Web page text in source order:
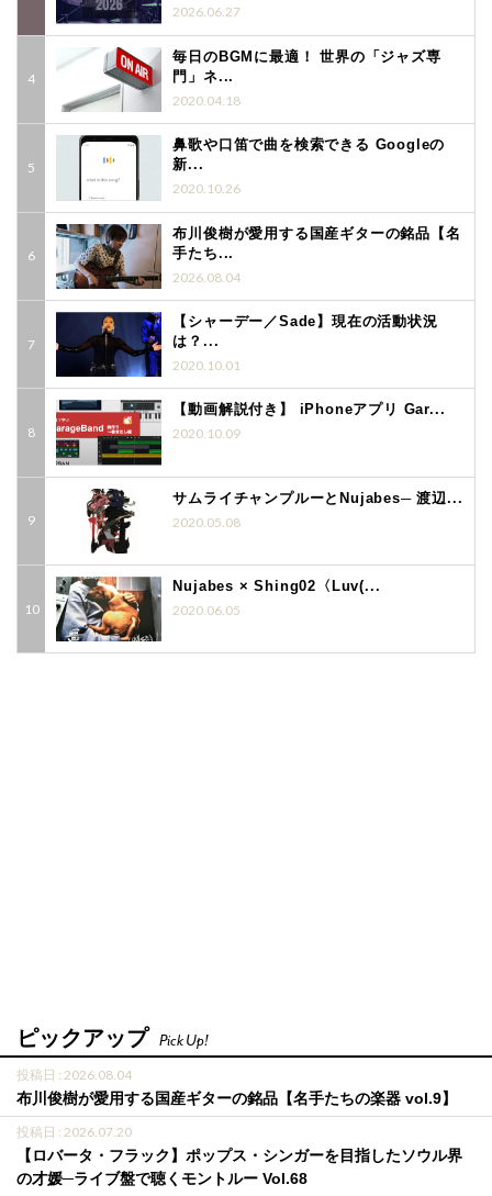
2026.06.27
毎日のBGMに最適！ 世界の「ジャズ専
門」ネ...
2020.04.18
鼻歌や口笛で曲を検索できる Googleの
新...
2020.10.26
布川俊樹が愛用する国産ギターの銘品【名
手たち...
2026.08.04
【シャーデー／Sade】現在の活動状況
は？...
2020.10.01
【動画解説付き】 iPhoneアプリ Gar...
2020.10.09
サムライチャンプルーとNujabes─ 渡辺...
2020.05.08
Nujabes × Shing02〈Luv(...
2020.06.05
ピックアップ Pick Up!
投稿日 : 2026.08.04
布川俊樹が愛用する国産ギターの銘品【名手たちの楽器 vol.9】
投稿日 : 2026.07.20
【ロバータ・フラック】ポップス・シンガーを目指したソウル界
の才媛─ライブ盤で聴くモントルー Vol.68